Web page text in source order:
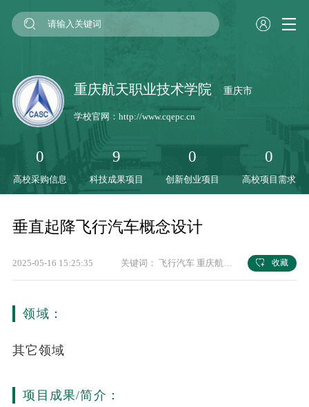
重庆航天职业技术学院 重庆市
学校官网： http://www.cqepc.cn
0
高校采购信息
9
科技成果项目
0
创新创业项目
0
高校项目需求
垂直起降飞行汽车概念设计
2025-05-16 15:25:35 关键词： 飞行汽车 重庆航天职业技术学院 科技
收藏
领域：
其它领域
项目成果/简介：